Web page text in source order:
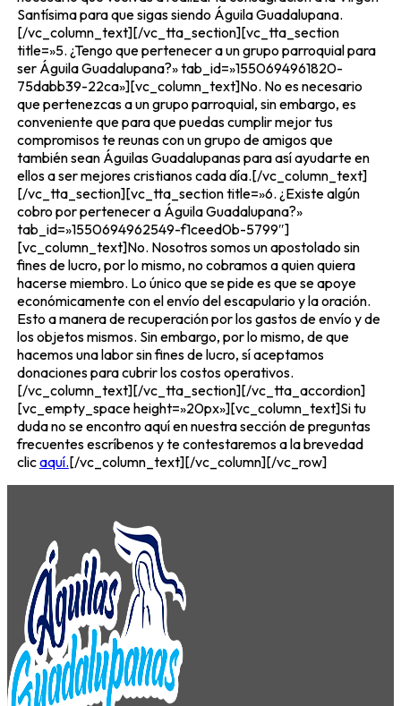
Santísima para que sigas siendo Águila Guadalupana.
[/vc_column_text][/vc_tta_section][vc_tta_section
title=»5. ¿Tengo que pertenecer a un grupo parroquial para
ser Águila Guadalupana?» tab_id=»1550694961820-
75dabb39-22ca»][vc_column_text]No. No es necesario
que pertenezcas a un grupo parroquial, sin embargo, es
conveniente que para que puedas cumplir mejor tus
compromisos te reunas con un grupo de amigos que
también sean Águilas Guadalupanas para así ayudarte en
ellos a ser mejores cristianos cada día.[/vc_column_text]
[/vc_tta_section][vc_tta_section title=»6. ¿Existe algún
cobro por pertenecer a Águila Guadalupana?»
tab_id=»1550694962549-f1ceed0b-5799″]
[vc_column_text]No. Nosotros somos un apostolado sin
fines de lucro, por lo mismo, no cobramos a quien quiera
hacerse miembro. Lo único que se pide es que se apoye
económicamente con el envío del escapulario y la oración.
Esto a manera de recuperación por los gastos de envío y de
los objetos mismos. Sin embargo, por lo mismo, de que
hacemos una labor sin fines de lucro, sí aceptamos
donaciones para cubrir los costos operativos.
[/vc_column_text][/vc_tta_section][/vc_tta_accordion]
[vc_empty_space height=»20px»][vc_column_text]Si tu
duda no se encontro aquí en nuestra sección de preguntas
frecuentes escríbenos y te contestaremos a la brevedad
clicaquí.[/vc_column_text][/vc_column][/vc_row]